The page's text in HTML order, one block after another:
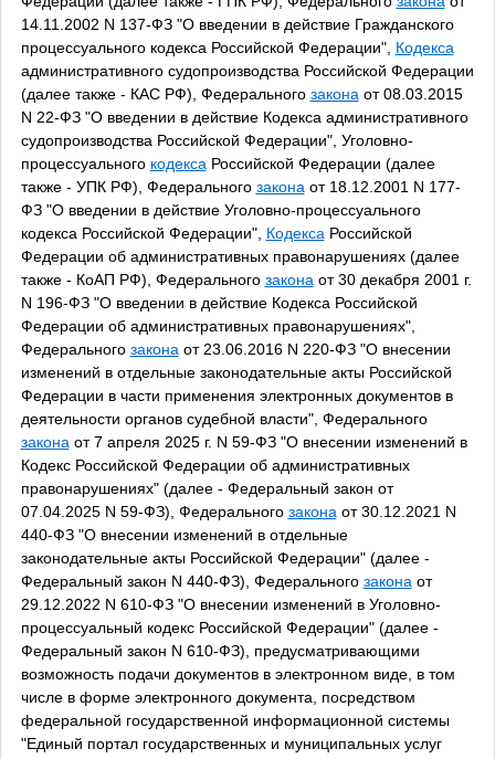
14.11.2002 N 137-ФЗ "О введении в действие Гражданского
процессуального кодекса Российской Федерации", Кодекса
административного судопроизводства Российской Федерации
(далее также - КАС РФ), Федерального закона от 08.03.2015
N 22-ФЗ "О введении в действие Кодекса административного
судопроизводства Российской Федерации", Уголовно-
процессуального кодекса Российской Федерации (далее
также - УПК РФ), Федерального закона от 18.12.2001 N 177-
ФЗ "О введении в действие Уголовно-процессуального
кодекса Российской Федерации", Кодекса Российской
Федерации об административных правонарушениях (далее
также - КоАП РФ), Федерального закона от 30 декабря 2001 г.
N 196-ФЗ "О введении в действие Кодекса Российской
Федерации об административных правонарушениях",
Федерального закона от 23.06.2016 N 220-ФЗ "О внесении
изменений в отдельные законодательные акты Российской
Федерации в части применения электронных документов в
деятельности органов судебной власти", Федерального
закона от 7 апреля 2025 г. N 59-ФЗ "О внесении изменений в
Кодекс Российской Федерации об административных
правонарушениях" (далее - Федеральный закон от
07.04.2025 N 59-ФЗ), Федерального закона от 30.12.2021 N
440-ФЗ "О внесении изменений в отдельные
законодательные акты Российской Федерации" (далее -
Федеральный закон N 440-ФЗ), Федерального закона от
29.12.2022 N 610-ФЗ "О внесении изменений в Уголовно-
процессуальный кодекс Российской Федерации" (далее -
Федеральный закон N 610-ФЗ), предусматривающими
возможность подачи документов в электронном виде, в том
числе в форме электронного документа, посредством
федеральной государственной информационной системы
"Единый портал государственных и муниципальных услуг